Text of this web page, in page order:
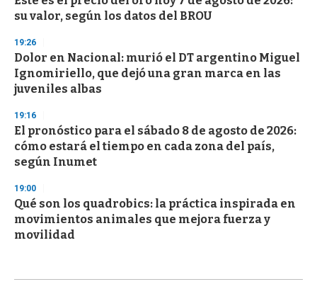
su valor, según los datos del BROU
19:26
Dolor en Nacional: murió el DT argentino Miguel
Ignomiriello, que dejó una gran marca en las
juveniles albas
19:16
El pronóstico para el sábado 8 de agosto de 2026:
cómo estará el tiempo en cada zona del país,
según Inumet
19:00
Qué son los quadrobics: la práctica inspirada en
movimientos animales que mejora fuerza y
movilidad